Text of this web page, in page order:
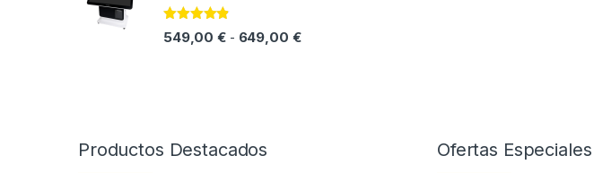
Valorado
con4.70de
549,00€ - 649,00 €Rango de precios: desde 549,00 € hasta 649,00 €
Productos Destacados Ofertas Especiales